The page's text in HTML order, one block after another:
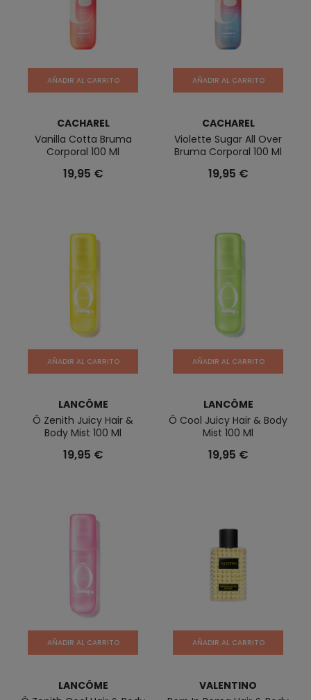
AÑADIR AL CARRITO
CACHAREL
Vanilla Cotta Bruma
Corporal 100 Ml
19,95 €
AÑADIR AL CARRITO
CACHAREL
Violette Sugar All Over
Bruma Corporal 100 Ml
19,95 €
AÑADIR AL CARRITO
LANCÔME
Ô Zenith Juicy Hair &
Body Mist 100 Ml
19,95 €
AÑADIR AL CARRITO
LANCÔME
Ô Cool Juicy Hair & Body
Mist 100 Ml
19,95 €
AÑADIR AL CARRITO
LANCÔME
AÑADIR AL CARRITO
VALENTINO